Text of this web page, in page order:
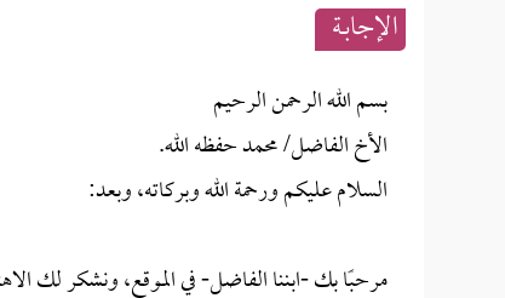
الإجابــة
بسم الله الرحمن الرحيم
الأخ الفاضل/ محمد حفظه الله.
السلام عليكم ورحمة الله وبركاته، وبعد:
مرحبًا بك -ابننا الفاضل- في الموقع، ونشكر لك